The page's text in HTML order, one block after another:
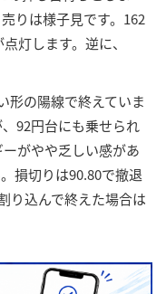
りは様子見です。162
灯します。逆に、
形の陽線で終えていま
92円台にも乗せられ
がやや乏しい感があ
損切りは90.80で撤退
り込んで終えた場合は